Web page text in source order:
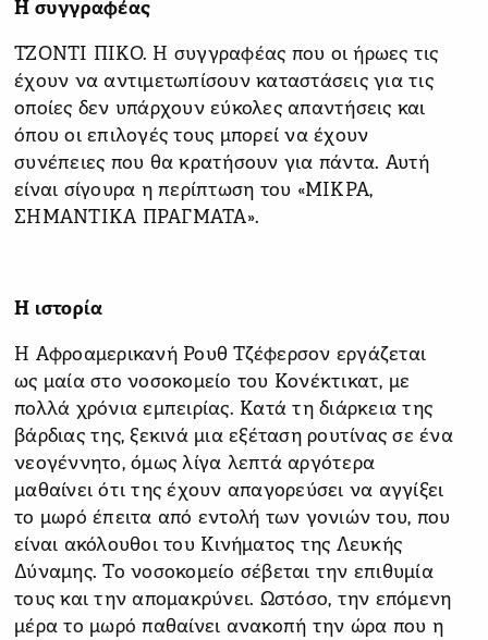
Η συγγραφέας
ΤΖΟΝΤΙ ΠΙΚΟ. Η συγγραφέας που οι ήρωες τις
έχουν να αντιμετωπίσουν καταστάσεις για τις
οποίες δεν υπάρχουν εύκολες απαντήσεις και
όπου οι επιλογές τους μπορεί να έχουν
συνέπειες που θα κρατήσουν για πάντα. Αυτή
είναι σίγουρα η περίπτωση του «ΜΙΚΡΑ,
ΣΗΜΑΝΤΙΚΑ ΠΡΑΓΜΑΤΑ».
Η ιστορία
Η Αφροαμερικανή Ρουθ Τζέφερσον εργάζεται
ως μαία στο νοσοκομείο του Κονέκτικατ, με
πολλά χρόνια εμπειρίας. Κατά τη διάρκεια της
βάρδιας της, ξεκινά μια εξέταση ρουτίνας σε ένα
νεογέννητο, όμως λίγα λεπτά αργότερα
μαθαίνει ότι της έχουν απαγορεύσει να αγγίξει
το μωρό έπειτα από εντολή των γονιών του, που
είναι ακόλουθοι του Κινήματος της Λευκής
Δύναμης. Το νοσοκομείο σέβεται την επιθυμία
τους και την απομακρύνει. Ωστόσο, την επόμενη
μέρα το μωρό παθαίνει ανακοπή την ώρα που η